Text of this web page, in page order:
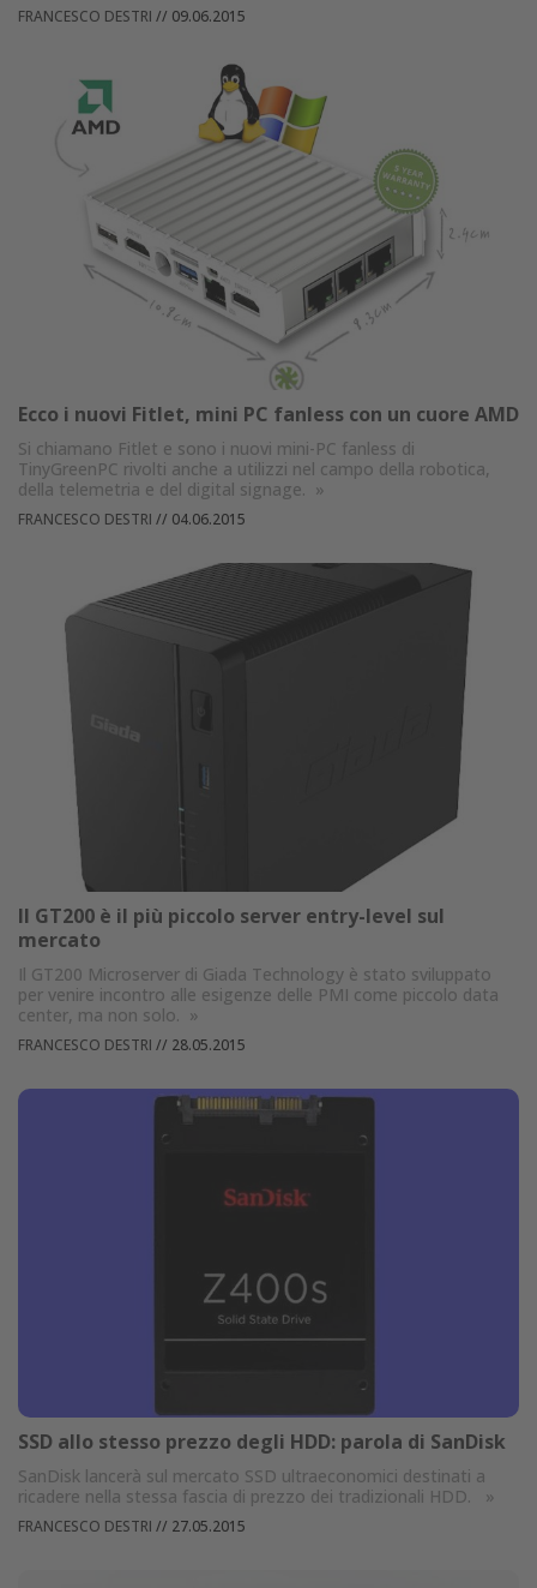
FRANCESCO DESTRI // 09.06.2015
Ecco i nuovi Fitlet, mini PC fanless con un cuore AMD
Si chiamano Fitlet e sono i nuovi mini-PC fanless di
TinyGreenPC rivolti anche a utilizzi nel campo della robotica,
della telemetria e del digital signage. »
FRANCESCO DESTRI // 04.06.2015
Il GT200 è il più piccolo server entry-level sul
mercato
Il GT200 Microserver di Giada Technology è stato sviluppato
per venire incontro alle esigenze delle PMI come piccolo data
center, ma non solo. »
FRANCESCO DESTRI // 28.05.2015
SSD allo stesso prezzo degli HDD: parola di SanDisk
SanDisk lancerà sul mercato SSD ultraeconomici destinati a
ricadere nella stessa fascia di prezzo dei tradizionali HDD.
»
FRANCESCO DESTRI // 27.05.2015